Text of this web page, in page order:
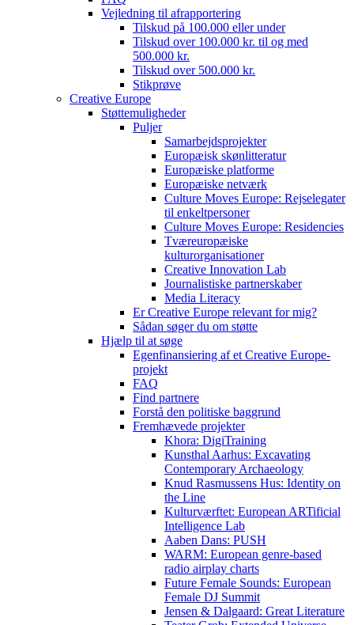
Vejledning til afrapportering
Tilskud på 100.000 eller under
Tilskud over 100.000 kr. til og med
500.000 kr.
Tilskud over 500.000 kr.
Stikprøve
Creative Europe
Støttemuligheder
Puljer
Samarbejdsprojekter
Europæisk skønlitteratur
Europæiske platforme
Europæiske netværk
Culture Moves Europe: Rejselegater
til enkeltpersoner
Culture Moves Europe: Residencies
Tværeuropæiske
kulturorganisationer
Creative Innovation Lab
Journalistiske partnerskaber
Media Literacy
Er Creative Europe relevant for mig?
Sådan søger du om støtte
Hjælp til at søge
Egenfinansiering af et Creative Europe-
projekt
FAQ
Find partnere
Forstå den politiske baggrund
Fremhævede projekter
Khora: DigiTraining
Kunsthal Aarhus: Excavating
Contemporary Archaeology
Knud Rasmussens Hus: Identity on
the Line
Kulturværftet: European ARTificial
Intelligence Lab
Aaben Dans: PUSH
WARM: European genre-based
radio airplay charts
Future Female Sounds: European
Female DJ Summit
Jensen & Dalgaard: Great Literature